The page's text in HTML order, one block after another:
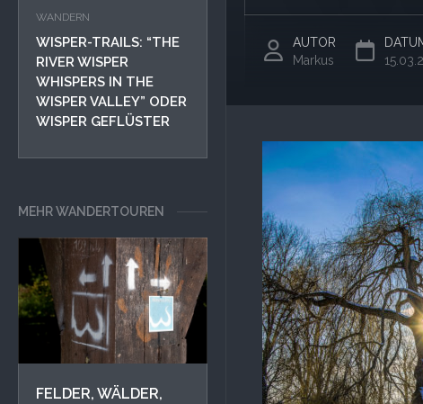
WANDERN
WISPER-TRAILS: “THE
RIVER WISPER
WHISPERS IN THE
WISPER VALLEY” ODER
WISPER GEFLÜSTER
MEHR WANDERTOUREN
FELDER, WÄLDER,
AUTOR
Markus